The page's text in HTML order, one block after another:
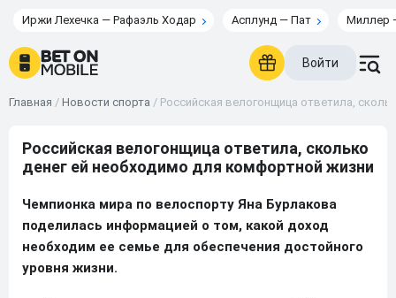
Иржи Лехечка — Рафаэль Ходар Асплунд — Пат Миллер
Войти
Главная / Новости спорта / Российская велогонщица ответила,
Российская велогонщица ответила, сколько
денег ей необходимо для комфортной жизни
Чемпионка мира по велоспорту Яна Бурлакова
поделилась информацией о том, какой доход
необходим ее семье для обеспечения достойного
уровня жизни.